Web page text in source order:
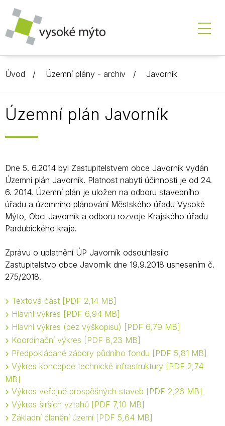
Úvod Územní plány - archiv Javorník
Územní plán Javorník
Dne 5. 6.2014 byl Zastupitelstvem obce Javorník vydán
Územní plán Javorník. Platnost nabytí účinnosti je od 24.
6. 2014. Územní plán je uložen na odboru stavebního
úřadu a územního plánování Městského úřadu Vysoké
Mýto, Obci Javorník a odboru rozvoje Krajského úřadu
Pardubického kraje.
Zprávu o uplatnění ÚP Javorník odsouhlasilo
Zastupitelstvo obce Javorník dne 19.9.2018 usnesením č.
275/2018.
Textová část PDF 2,14 MB
Hlavní výkres
PDF 6,94 MB
Hlavní výkres (bez výškopisu)
PDF 6,79 MB
Koordinační výkres
PDF 8,23 MB
Předpokládané zábory půdního fondu
PDF 5,81 MB
Výkres koncepce technické infrastruktury PDF 2,74
MB
Výkres veřejně prospěšných staveb
PDF 2,26 MB
Výkres širších vztahů
PDF 7,10 MB
Základní členění území PDF 5,64 MB